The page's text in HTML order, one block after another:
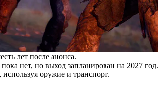
лет после анонса.
нет, но выход запланирован на 2027 год.
оружие и транспорт.